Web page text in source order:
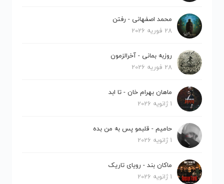
محمد اصفهانی - رفتن
28 فوریه 2026
روزبه بمانی - آخرالزمون
28 فوریه 2026
ماهان بهرام خان - تا ابد
1 ژانویه 2026
حامیم - قلبمو پس به من بده
1 ژانویه 2026
ماکان بند - رویای تاریک
1 ژانویه 2026